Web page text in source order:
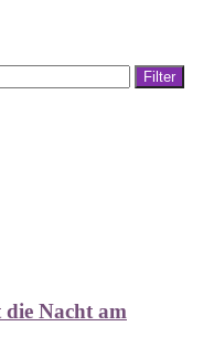
Filter
Nacht am